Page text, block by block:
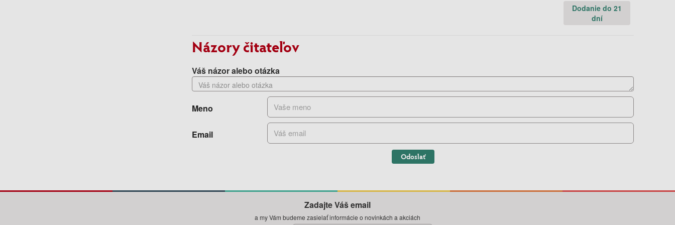
Dodanie do 21
dní
Názory čitateľov
Váš názor alebo otázka
Meno
Email
Odoslať
Zadajte Váš email
a my Vám budeme zasielať informácie o novinkách a akciách